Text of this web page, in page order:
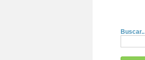
Buscar..